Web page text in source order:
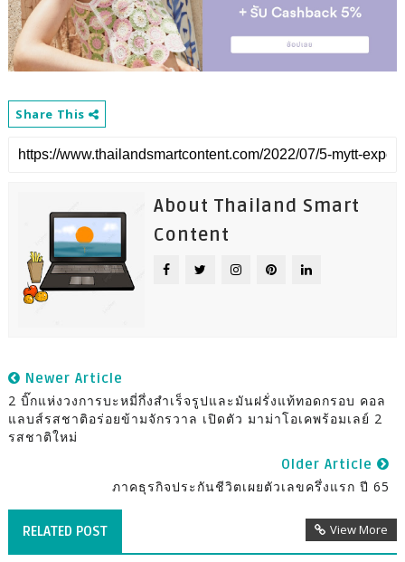
Share This
About Thailand Smart
Content
Newer Article
2 บิ๊กแห่งวงการบะหมี่กึ่งสำเร็จรูปและมันฝรั่งแท้ทอดกรอบ คอล
แลบส์รสชาติอร่อยข้ามจักรวาล เปิดตัว มาม่าโอเคพร้อมเลย์ 2
รสชาติใหม่
Older Article
ภาคธุรกิจประกันชีวิตเผยตัวเลขครึ่งแรก ปี 65
RELATED POST View More